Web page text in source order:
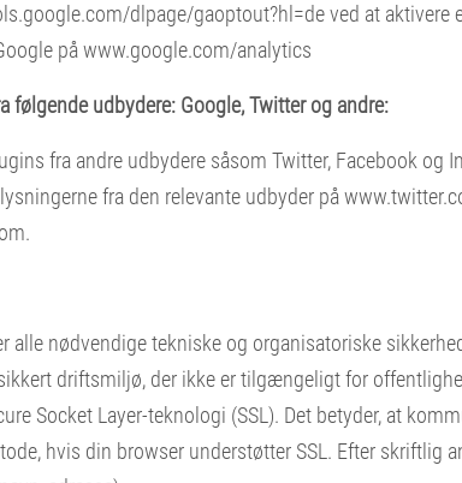
dlpage/gaoptout?hl=deved at aktivere
påwww.google.com/analytics
følgende udbydere: Google, Twitter og andre:
fra andre udbydere såsom Twitter, Facebook
fra den relevante udbyder på
alle nødvendige tekniske og organisatoriske
driftsmiljø, der ikke er tilgængeligt for
Socket Layer-teknologi (SSL). Det betyder, at
hvis din browser understøtter SSL. Efter